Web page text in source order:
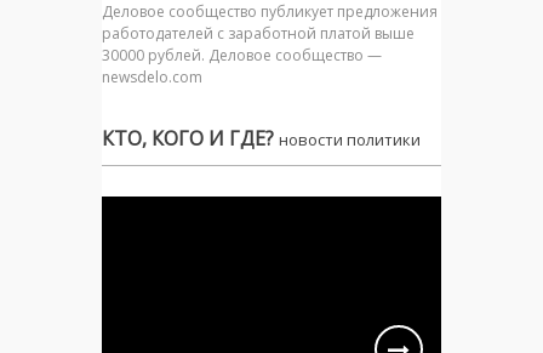
Деловое сообщество публикует предложения
работодателей с заработной платой выше
30000 рублей. Деловое сообщество —
newsdelo.com
КТО, КОГО И ГДЕ? новости политики